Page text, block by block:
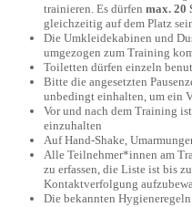
trainieren. Es dürfen max. 20
gleichzeitig auf dem Platz
Die Umkleidekabinen und
umgezogen zum Training
Toiletten dürfen einzeln
Bitte die angesetzten
unbedingt einhalten, um ein
Vor und nach dem Training
einzuhalten
Auf Hand-Shake,
Alle Teilnehmer*innen am
zu erfassen, die Liste ist bis
Kontaktverfolgung
Die bekannten